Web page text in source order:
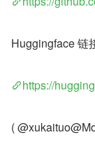
Huggingface 链
https://
(